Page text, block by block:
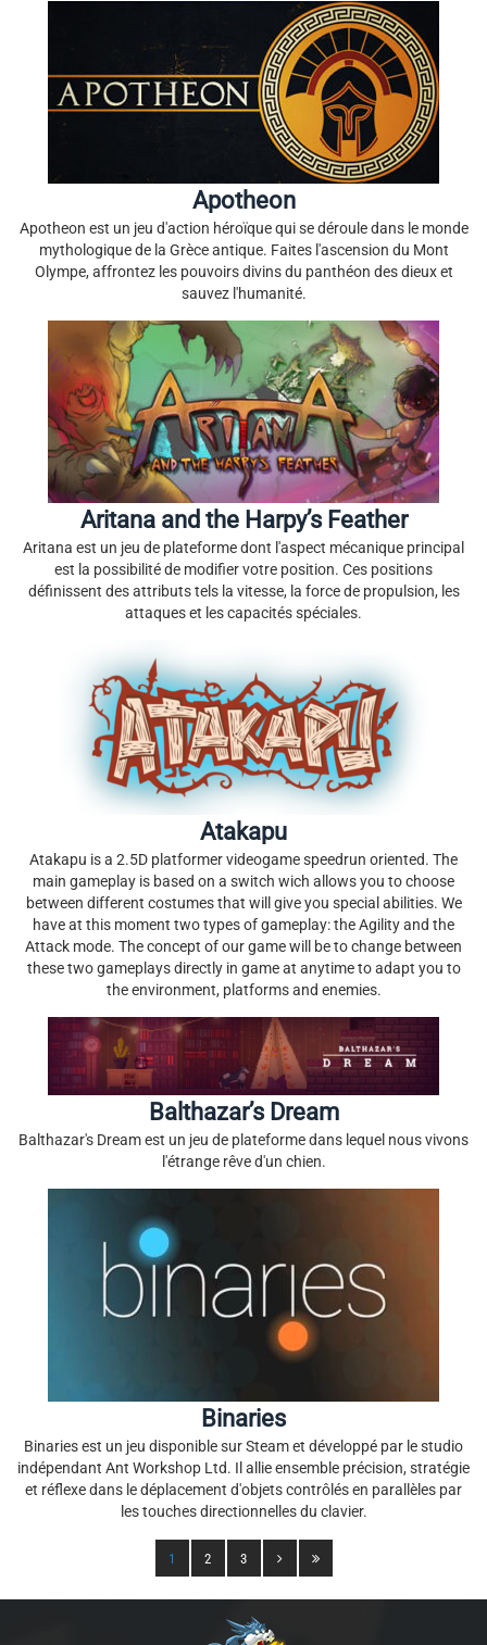
Apotheon
Apotheon est un jeu d'action héroïque qui se déroule dans le monde
mythologique de la Grèce antique. Faites l'ascension du Mont
Olympe, affrontez les pouvoirs divins du panthéon des dieux et
sauvez l'humanité.
Aritana and the Harpy’s Feather
Aritana est un jeu de plateforme dont l'aspect mécanique principal
est la possibilité de modifier votre position. Ces positions
définissent des attributs tels la vitesse, la force de propulsion, les
attaques et les capacités spéciales.
Atakapu
Atakapu is a 2.5D platformer videogame speedrun oriented. The
main gameplay is based on a switch wich allows you to choose
between different costumes that will give you special abilities. We
have at this moment two types of gameplay: the Agility and the
Attack mode. The concept of our game will be to change between
these two gameplays directly in game at anytime to adapt you to
the environment, platforms and enemies.
Balthazar’s Dream
Balthazar's Dream est un jeu de plateforme dans lequel nous vivons
l'étrange rêve d'un chien.
Binaries
Binaries est un jeu disponible sur Steam et développé par le studio
indépendant Ant Workshop Ltd. Il allie ensemble précision, stratégie
et réflexe dans le déplacement d'objets contrôlés en parallèles par
les touches directionnelles du clavier.
1 2 3